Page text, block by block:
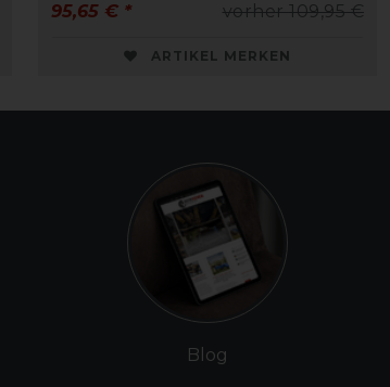
vorher 109,95 €
95,65 € *
ARTIKEL MERKEN
Blog